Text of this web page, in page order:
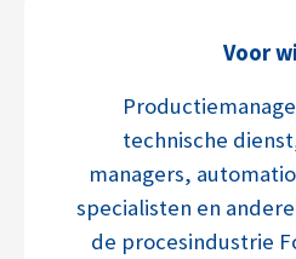
Voor
technische
managers,
specialisten en
de procesindustrie